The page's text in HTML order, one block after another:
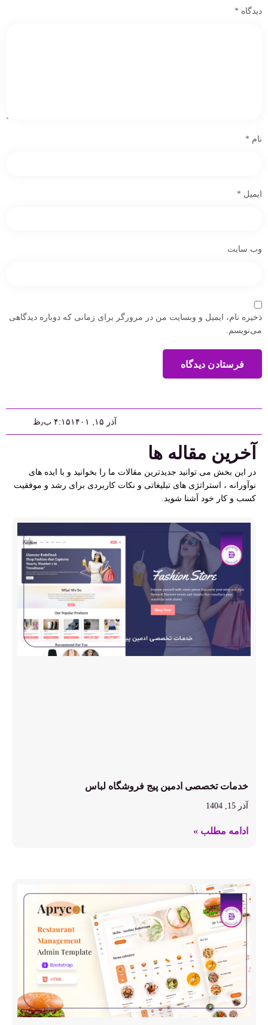
دیدگاه *
نام *
ایمیل *
وب‌ سایت
ذخیره نام، ایمیل و وبسایت من در مرورگر برای زمانی که دوباره دیدگاهی
می‌نویسم.
فرستادن دیدگاه
آذر ۱۵, ۱۴۰۱ ۴:۱۵ ب٫ظ
آخرین مقاله ها
در این بخش می توانید جدیدترین مقالات ما را بخوانید و با ایده های
نوآورانه ، استراتژی های تبلیغاتی و نکات کاربردی برای رشد و موفقیت
کسب و کار خود آشنا شوید.
خدمات تخصصی ادمین پیج فروشگاه لباس
آذر 15, 1404
ادامه مطلب »